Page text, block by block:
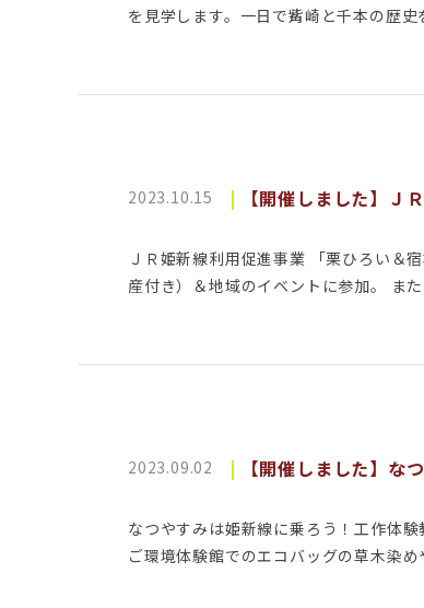
を見学します。一日で觜崎と千本の歴
2023.10.15 【開催しました】Ｊ
ＪＲ姫新線利用促進事業 「栗ひろい＆
産付き）＆地域のイベントに参加。 ま
2023.09.02 【開催しました】な
なつやすみは姫新線に乗ろう！工作体
ご環境体験館でのエコバッグの草木染